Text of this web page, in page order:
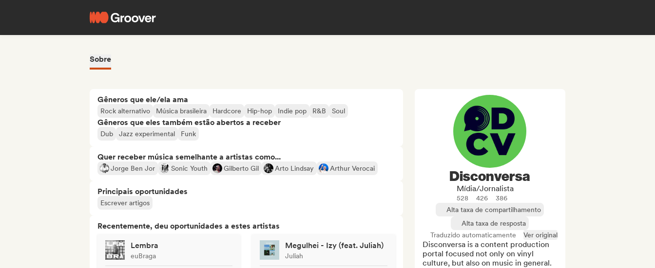
Sobre
Gêneros que ele/ela ama
Rock alternativo Música brasileira Hardcore Hip-hop Indie pop R&B Soul
Gêneros que eles também estão abertos a receber
Dub Jazz experimental Funk
Quer receber música semelhante a artistas como...
Jorge Ben Jor Sonic Youth Gilberto Gil Arto Lindsay Arthur Verocai
Principais oportunidades
Escrever artigos
Recentemente, deu oportunidades a estes artistas
Lembra
euBraga
Megulhei - Izy (feat. Juliah)
Juliah
Disconversa
Mídia/Jornalista
528 426
386
Alta taxa de compartilhamento
Alta taxa de resposta
Traduzido automaticamente
Ver original
Disconversa is a content production
portal focused not only on vinyl
culture, but also on music in general.